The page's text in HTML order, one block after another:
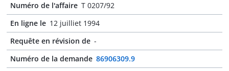
Numéro de l'affaire T 0207/92
En ligne le 12 juilliet 1994
Requête en révision de -
Numéro de la demande 86906309.9